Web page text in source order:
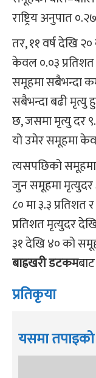
राष्ट्रिय अनुपात
तर, ११ वर्ष देखि
केवल ०.०३
समूहमा सबैभन्दा
सबैभन्दा बढी मृत्यु
छ, जसमा मृत्यु दर
यो उमेर समूहमा
त्यसपछिको
जुन समूहमा मृत्युदर
८० मा ३.३ प्रतिशत
प्रतिशत मृत्युदर
३१ देखि ४० को
बाह्रखरी डटकमबाट
प्रतिकृया
यसमा